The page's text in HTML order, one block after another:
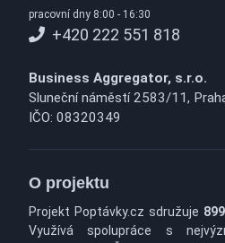
pracovní dny 8:00 - 16:30
+420 222 551 818
Business Aggregator, s.r.o.
Sluneční náměstí 2583/11,
IČO: 08320349
O projektu
Projekt Poptávky.cz sdružuje
Využívá spolupráce s